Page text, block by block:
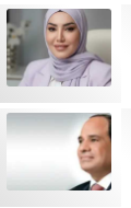
ودوليًا